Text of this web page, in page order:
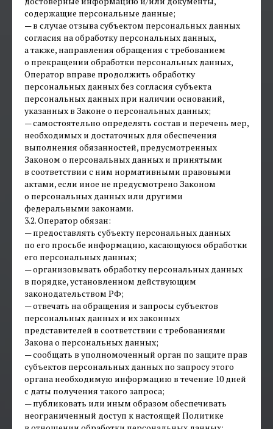
содержащие персональные данные;
— в случае отзыва субъектом персональных данных
согласия на обработку персональных данных,
а также, направления обращения с требованием
о прекращении обработки персональных данных,
Оператор вправе продолжить обработку
персональных данных без согласия субъекта
персональных данных при наличии оснований,
указанных в Законе о персональных данных;
— самостоятельно определять состав и перечень мер,
необходимых и достаточных для обеспечения
выполнения обязанностей, предусмотренных
Законом о персональных данных и принятыми
в соответствии с ним нормативными правовыми
актами, если иное не предусмотрено Законом
о персональных данных или другими
федеральными законами.
3.2. Оператор обязан:
— предоставлять субъекту персональных данных
по его просьбе информацию, касающуюся обработки
его персональных данных;
— организовывать обработку персональных данных
в порядке, установленном действующим
законодательством РФ;
— отвечать на обращения и запросы субъектов
персональных данных и их законных
представителей в соответствии с требованиями
Закона о персональных данных;
— сообщать в уполномоченный орган по защите прав
субъектов персональных данных по запросу этого
органа необходимую информацию в течение 10 дней
с даты получения такого запроса;
— публиковать или иным образом обеспечивать
неограниченный доступ к настоящей Политике